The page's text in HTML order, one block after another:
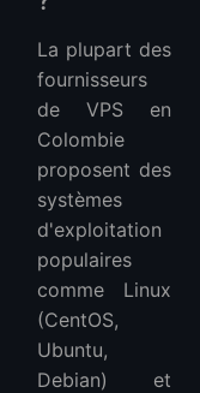
La plupart des
fournisseurs
de VPS en
Colombie
proposent des
systèmes
d'exploitation
populaires
comme Linux
(CentOS,
Ubuntu,
Debian) et